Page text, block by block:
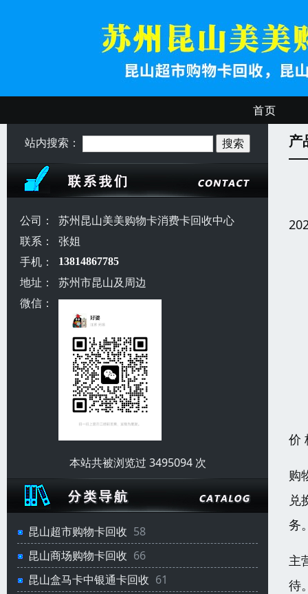
首页
站内搜索：
公司：
苏州昆山美美购物卡消费卡回收中心
联系：
张姐
手机：
13814867785
地址：
苏州市昆山及周边
微信：
本站共被浏览过 3495094 次
昆山超市购物卡回收 58
昆山商场购物卡回收 66
昆山盒马卡中银通卡回收 61
产
价
购
兑
务
主
待